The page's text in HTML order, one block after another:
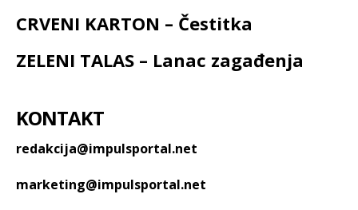
CRVENI KARTON – Čestitka
ZELENI TALAS – Lanac zagađenja
KONTAKT
redakcija@impulsportal.net
marketing@impulsportal.net